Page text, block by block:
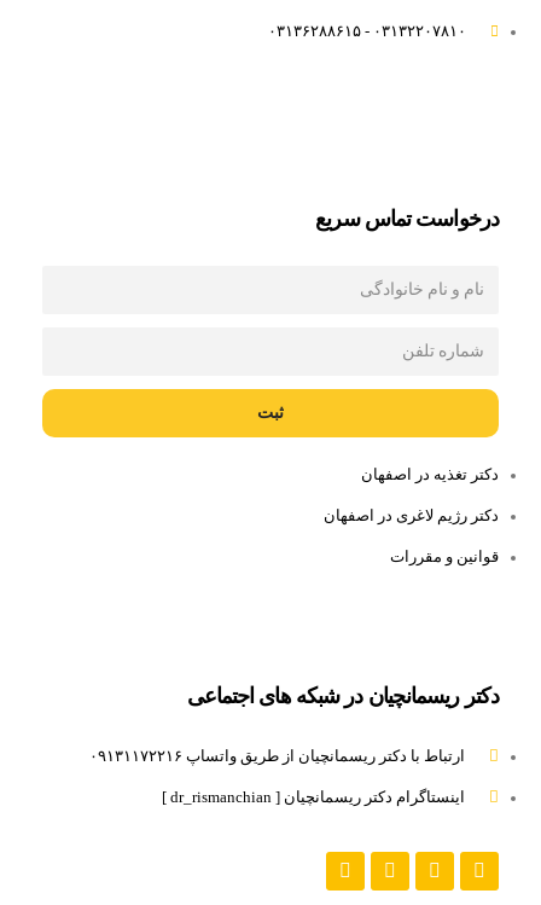
۰۳۱۳۲۲۰۷۸۱۰ - ۰۳۱۳۶۲۸۸۶۱۵
درخواست تماس سريع
ثبت
دکتر تغذیه در اصفهان
دکتر رژیم لاغری در اصفهان
قوانین و مقررات
دکتر ریسمانچیان در شبکه های اجتماعی
ارتباط با دکتر ریسمانچیان از طریق واتساپ ۰۹۱۳۱۱۷۲۲۱۶
اینستاگرام دکتر ریسمانچیان [ dr_rismanchian ]